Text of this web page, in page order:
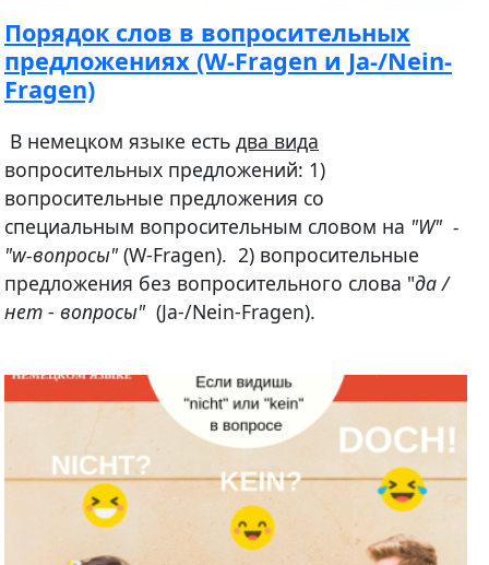
Порядок слов в вопросительных
предложениях (W-Fragen и Ja-/Nein-
Fragen)
В немецком языке есть два вида
вопросительных предложений: 1)
вопросительные предложения со
специальным вопросительным словом на "W" -
"w-вопросы"(W-Fragen). 2) вопросительные
предложения без вопросительного слова "да /
нет - вопросы" (Ja-/Nein-Fragen).